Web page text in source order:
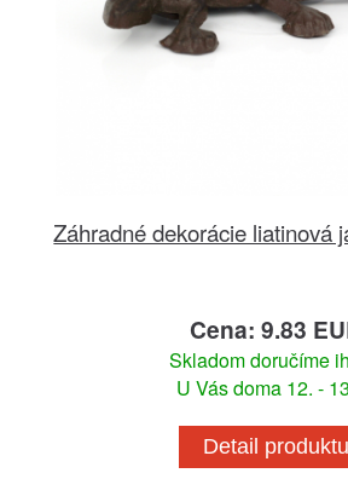
Záhradné dekorácie liatinová
Cena: 9.83
Skladom doručíme
U Vás doma 12. -
Detail produktu